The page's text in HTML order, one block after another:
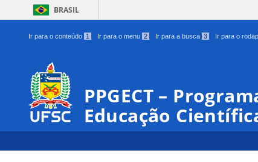
BRASIL
Ir para o conteúdo 1 Ir para o menu 2 Ir para a busca 3 Ir para o
PPGECT –
Educação